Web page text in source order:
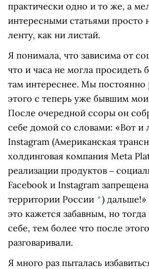
практически одно и то же, а
интересными статьями просто
ленту, как ни листай.
Я понимала, что зависима от
что и часа не могла просидеть
там интереснее. Мы постоянно
этого с теперь уже бывшим
После очередной ссоры он
себе домой со словами: «Вот и
Instagram (Американская
холдинговая компания Meta
реализации продуктов ‒
Facebook и Instagram
территории России *)
это кажется забавным, но
себе, тем более что после
разговаривали.
Я много раз пыталась